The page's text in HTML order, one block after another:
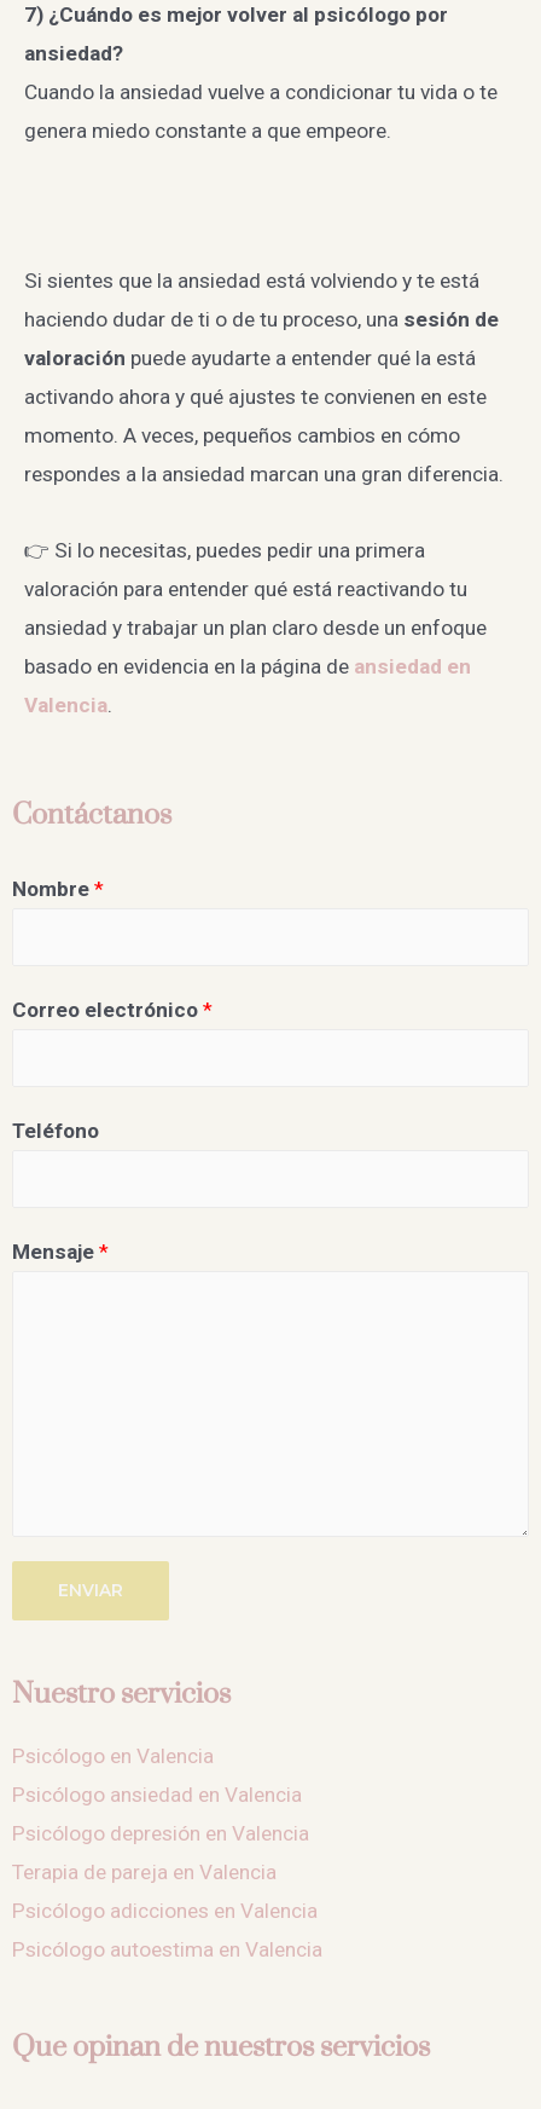
7) ¿Cuándo es mejor volver al psicólogo por
ansiedad?
Cuando la ansiedad vuelve a condicionar tu vida o te
genera miedo constante a que empeore.
Si sientes que la ansiedad está volviendo y te está
haciendo dudar de ti o de tu proceso, una sesión de
valoración puede ayudarte a entender qué la está
activando ahora y qué ajustes te convienen en este
momento. A veces, pequeños cambios en cómo
respondes a la ansiedad marcan una gran diferencia.
👉 Si lo necesitas, puedes pedir una primera
valoración para entender qué está reactivando tu
ansiedad y trabajar un plan claro desde un enfoque
basado en evidencia en la página de ansiedad en
Valencia
Contáctanos
Nombre *
Correo electrónico *
Teléfono
Mensaje *
ENVIAR
Nuestro servicios
Psicólogo en Valencia
Psicólogo ansiedad en Valencia
Psicólogo depresión en Valencia
Terapia de pareja en Valencia
Psicólogo adicciones en Valencia
Psicólogo autoestima en Valencia
Que opinan de nuestros servicios